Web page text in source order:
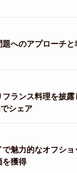
へのアプローチ
ランス料理を披
シェア
魅力的なオフショ
を獲得